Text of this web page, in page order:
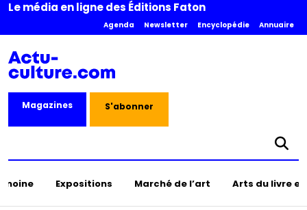
Le média en ligne des Éditions Faton
Agenda Newsletter Encyclopédie Annuaire
Magazines S'abonner
Expositions Marché de l’art Arts du livre